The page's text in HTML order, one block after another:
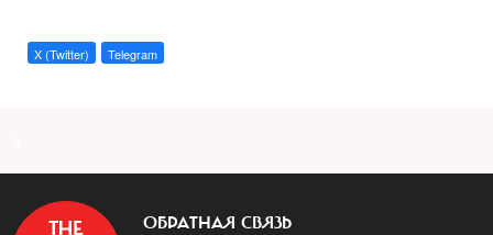
X (Twitter) Telegram
ОБРАТНАЯ СВЯЗЬ